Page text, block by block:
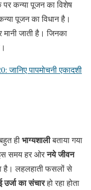
पर कन्या पूजन का विशेष
पूजन का विधान है।
जाती है। जिनका
जानिए पापमोचनी एकादशी
हीभाग्यशालीबताया गया
समय हर ओरनये जीवन
है। लहलहाती फसलों से
उर्जा का संचारहो रहा होता